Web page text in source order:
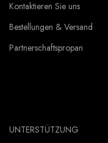
Kontaktieren Sie uns
Bestellungen & Versand
Partnerschaftspropan
UNTERSTÜTZUNG